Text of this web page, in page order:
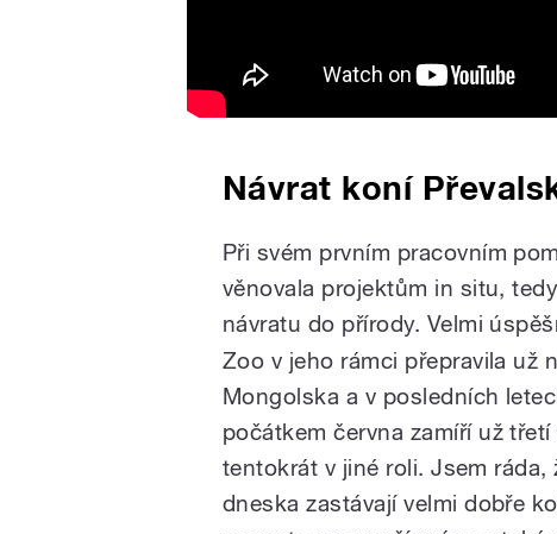
Návrat koní
Při svém prvním pracovním
věnovala projektům in situ,
návratu do přírody. Velmi
Zoo v jeho rámci přepravila už
Mongolska a v posledních
počátkem června zamíří už
tentokrát v jiné roli. Jsem ráda,
dneska zastávají velmi dobře